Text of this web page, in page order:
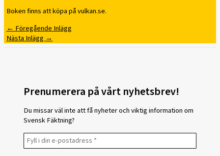
Boken finns att köpa på vulkan.se.
← Föregående Inlägg
Nästa Inlägg →
Prenumerera på vårt nyhetsbrev!
Du missar väl inte att få nyheter och viktig information om
Svensk Fäktning?